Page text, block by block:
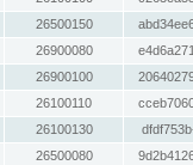
26500150
26900080
26900100
26100110
26100130
26500080